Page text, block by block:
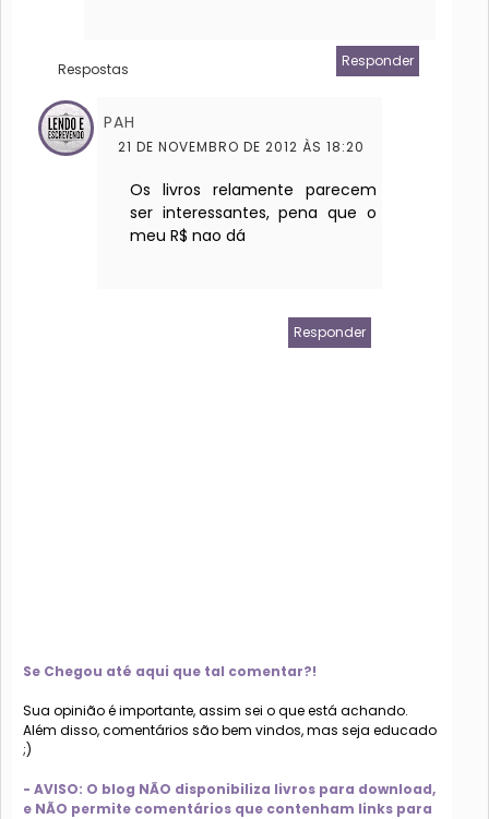
Responder
Respostas
PAH
21 DE NOVEMBRO DE 2012 ÀS 18:20
Os livros relamente parecem
ser interessantes, pena que o
meu R$ nao dá
Responder
Se Chegou até aqui que tal comentar?!
Sua opinião é importante, assim sei o que está achando.
Além disso, comentários são bem vindos, mas seja educado
;)
- AVISO: O blog NÃO disponibiliza livros para download,
e NÃO permite comentários que contenham links para